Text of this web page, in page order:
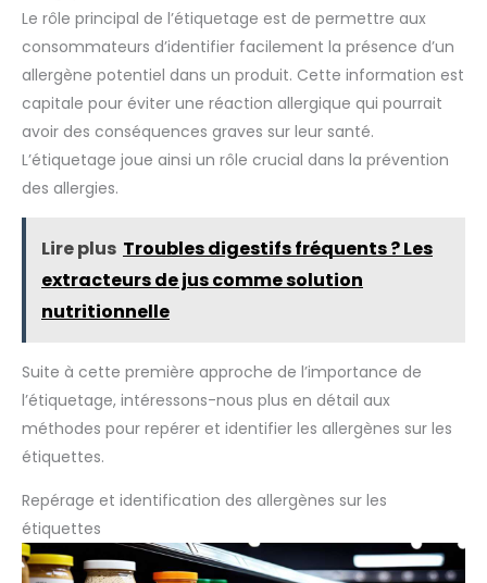
charge l'étiquetage bien visible des produits biologiques en
vente, stockage, transport et présentation.
Le rôle principal de l’étiquetage est de permettre aux
consommateurs d’identifier facilement la présence d’un
allergène potentiel dans un produit. Cette information est
capitale pour éviter une réaction allergique qui pourrait
avoir des conséquences graves sur leur santé.
L’étiquetage joue ainsi un rôle crucial dans la prévention
des allergies.
Lire plus Troubles digestifs fréquents ? Les
extracteurs de jus comme solution
nutritionnelle
Suite à cette première approche de l’importance de
l’étiquetage, intéressons-nous plus en détail aux
méthodes pour repérer et identifier les allergènes sur les
étiquettes.
Repérage et identification des allergènes sur les
étiquettes